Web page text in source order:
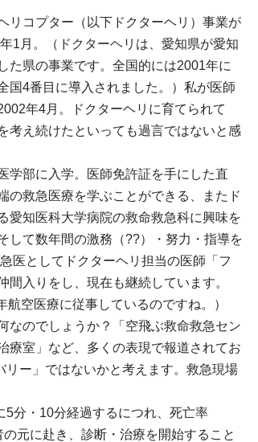
リコプター（以下ドクターヘリ）事業が
1月。（ドクターヘリは、愛知県が愛知
た県の事業です。全国的には2001年に
国4番目に導入されました。）私が医師
年4月。ドクターヘリに育てられて
考え続けたといっても過言ではないと感
学部に入学。医師免許証を手にした直
の救急医療を学ぶことができる、またド
愛知医科大学病院の救命救急科に興味を
して数年間の激務（??）・努力・指導を
医としてドクターヘリ担当の医師「フ
間入りをし、現在も継続しています。
航空医療に従事しているのですね。）
なのでしょうか？「空飛ぶ救命救急セン
療室」など、多くの表現で報道されてお
ー」ではないかと考えます。救急現場
分・10分経過するにつれ、死亡率
元に赴き、診断・治療を開始すること